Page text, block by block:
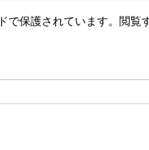
で保護されています。閲覧